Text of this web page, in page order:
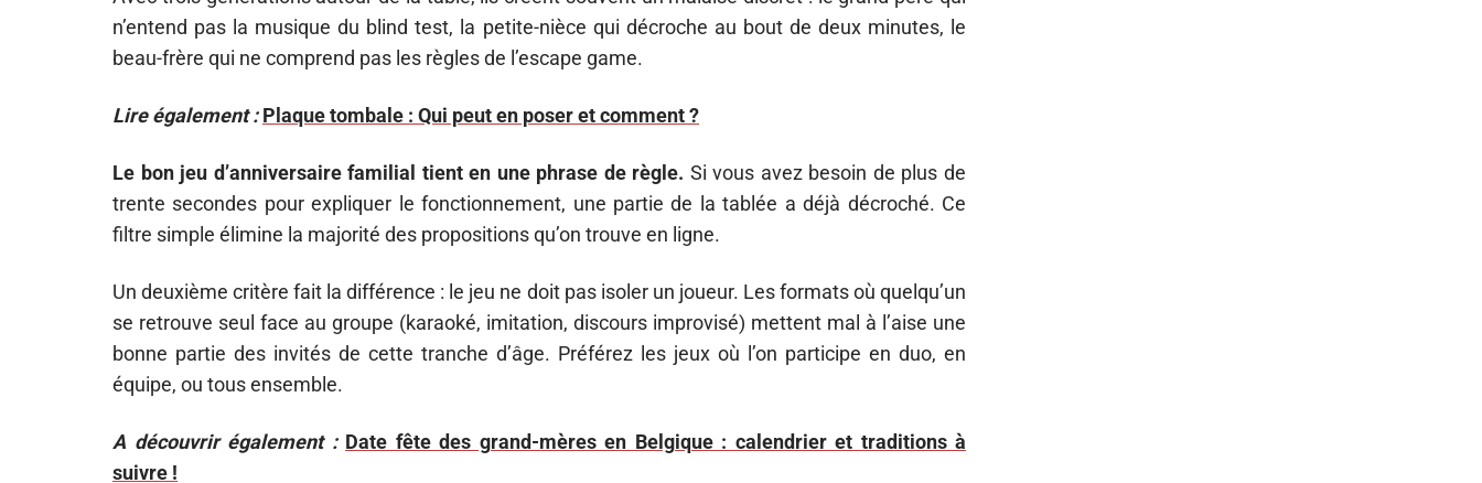
n’entend pas la musique du blind test, la petite-nièce qui décroche au bout de deux minutes, le
beau-frère qui ne comprend pas les règles de l’escape game.
Lire également : Plaque tombale : Qui peut en poser et comment ?
Le bon jeu d’anniversaire familial tient en une phrase de règle. Si vous avez besoin de plus de
trente secondes pour expliquer le fonctionnement, une partie de la tablée a déjà décroché. Ce
filtre simple élimine la majorité des propositions qu’on trouve en ligne.
Un deuxième critère fait la différence : le jeu ne doit pas isoler un joueur. Les formats où quelqu’un
se retrouve seul face au groupe (karaoké, imitation, discours improvisé) mettent mal à l’aise une
bonne partie des invités de cette tranche d’âge. Préférez les jeux où l’on participe en duo, en
équipe, ou tous ensemble.
A découvrir également : Date fête des grand-mères en Belgique : calendrier et traditions à
suivre !